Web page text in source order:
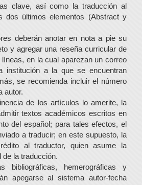
clave, así como la traducción al
dos últimos elementos (Abstract y
deberán anotar en nota a pie su
y agregar una reseña curricular de
en la cual aparezan un correo
institución a la que se encuentran
se recomienda incluir el número
autor.
de los artículos lo amerite, la
textos académicos escritos en
del español; para tales efectos, el
a traducir; en este supuesto, la
al traductor, quien asume la
de la traducción.
bibliográficas, hemerográficas y
apegarse al sistema autor-fecha